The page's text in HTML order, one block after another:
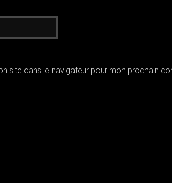
site dans le navigateur pour mon prochain